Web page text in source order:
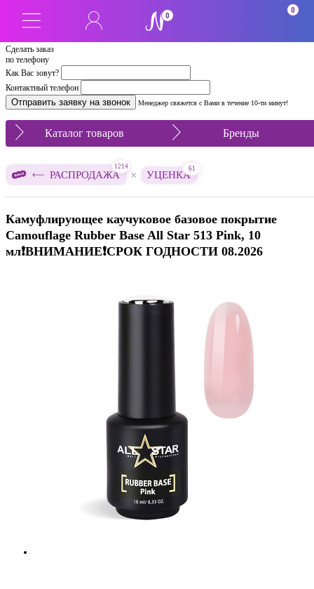
Сделать заказ
по телефону
Как Вас зовут?
Контактный телефон
Менеджер свяжется с Вами в течение 10-ти минут!
0
0
Каталог товаров Бренды
РАСПРОДАЖА
1214
× УЦЕНКА
61
Камуфлирующее каучуковое базовое покрытие
Camouflage Rubber Base All Star 513 Pink, 10
мл❗️ВНИМАНИЕ❗️СРОК ГОДНОСТИ 08.2026